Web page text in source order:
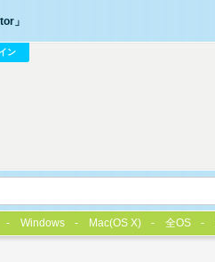
」
ン
Windows Mac(OS X) 全OS